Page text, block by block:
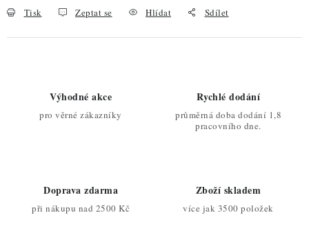
Tisk Zeptat se Hlídat Sdílet
Výhodné akce
pro věrné zákazníky
Rychlé dodání
průměrná doba dodání 1,8
pracovního dne.
Doprava zdarma
při nákupu nad 2500 Kč
Zboží skladem
více jak 3500 položek